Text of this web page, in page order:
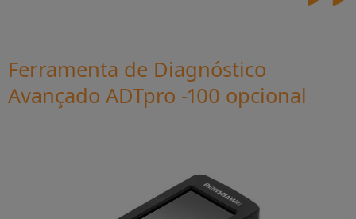
Ferramenta de Diagnóstico
Avançado ADTpro -100 opcional